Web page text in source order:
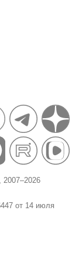
2007–2026
от 14 июля